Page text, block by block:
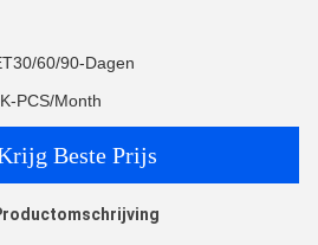
60/90-Dagen
PCS/Month
Beste Prijs